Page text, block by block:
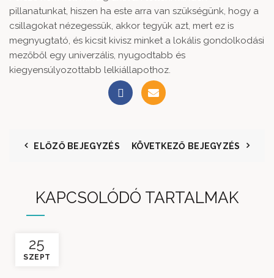
pillanatunkat, hiszen ha este arra van szükségünk, hogy a
csillagokat nézegessük, akkor tegyük azt, mert ez is
megnyugtató, és kicsit kivisz minket a lokális gondolkodási
mezőből egy univerzális, nyugodtabb és
kiegyensúlyozottabb lelkiállapothoz.
ELŐZŐ BEJEGYZÉS KÖVETKEZŐ BEJEGYZÉS
KAPCSOLÓDÓ TARTALMAK
25
SZEPT